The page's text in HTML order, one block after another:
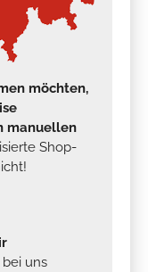
möchten,
manuellen
Shop-
uns